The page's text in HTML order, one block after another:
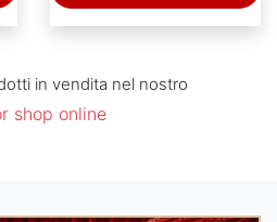
in vendita nel nostro
shop online